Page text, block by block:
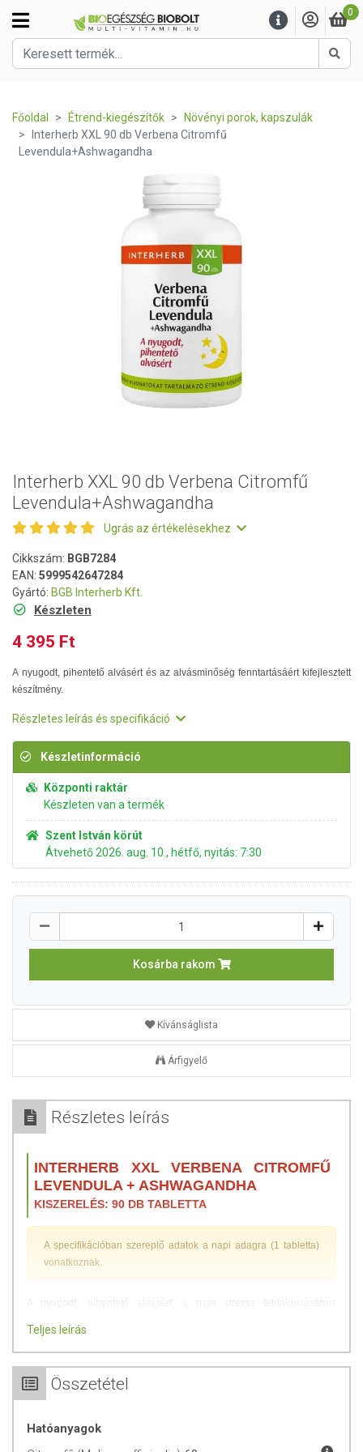
0
Főoldal Étrend-kiegészítők
Növényi porok, kapszulák
Interherb XXL 90 db Verbena Citromfű
Levendula+Ashwagandha
Interherb XXL 90 db Verbena Citromfű
Levendula+Ashwagandha
Ugrás az értékelésekhez
Cikkszám: BGB7284
EAN: 5999542647284
Gyártó: BGB Interherb Kft.
Készleten
4 395 Ft
A nyugodt, pihentető alvásért és az alvásminőség fenntartásáért kifejlesztett
készítmény.
Részletes leírás és specifikáció
Készletinformáció
Központi raktár
Készleten van a termék
Szent István körút
Átvehető 2026. aug. 10., hétfő, nyitás: 7:30
Kosárba rakom
Kívánságlista
Árfigyelő
Részletes leírás
INTERHERB XXL VERBENA CITROMFŰ
LEVENDULA + ASHWAGANDHA
KISZERELÉS: 90 DB TABLETTA
A specifikációban szereplő adatok a napi adagra (1 tabletta)
vonatkoznak.
és az alvás megfelelő minőségének fenntartására kifejlesztett
készítmény.
Fő hatóanyagok:
az optimális relaxációhoz, az alvás nyugalmához.
Averbena
támogatja a normál ellenálló képesség megőrzését.
Teljes leírás
Összetétel
Hatóanyagok